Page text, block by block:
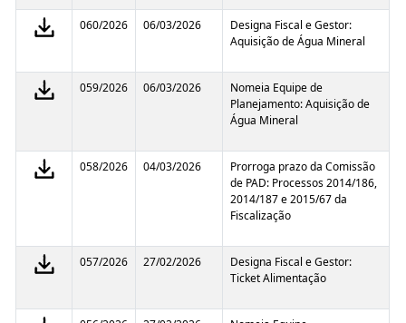
060/2026 06/03/2026
Designa Fiscal e Gestor:
Aquisição de Água Mineral
059/2026 06/03/2026
Nomeia Equipe de
Planejamento: Aquisição de
Água Mineral
058/2026 04/03/2026
Prorroga prazo da Comissão
de PAD: Processos 2014/186,
2014/187 e 2015/67 da
Fiscalização
057/2026 27/02/2026
Designa Fiscal e Gestor:
Ticket Alimentação